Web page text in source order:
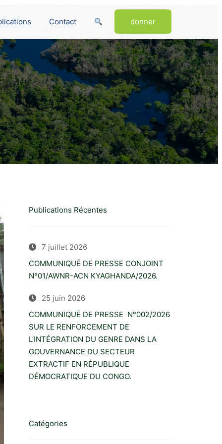
Contact donner
Publications Récentes
7 juillet 2026
COMMUNIQUÉ DE PRESSE CONJOINT
N°01/AWNR-ACN KYAGHANDA/2026.
25 juin 2026
COMMUNIQUÉ DE PRESSE N°002/2026
SUR LE RENFORCEMENT DE
L’INTÉGRATION DU GENRE DANS LA
GOUVERNANCE DU SECTEUR
EXTRACTIF EN RÉPUBLIQUE
DÉMOCRATIQUE DU CONGO.
Catégories